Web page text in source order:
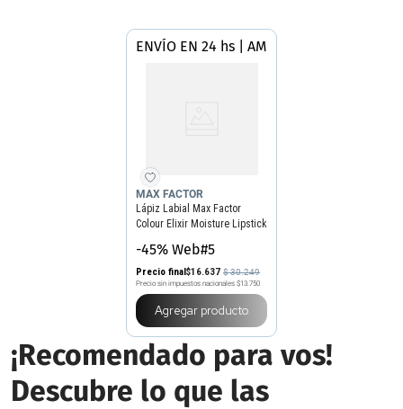
ENVÍO EN 24 hs | AMBA
MAX FACTOR
Lápiz Labial Max Factor
Colour Elixir Moisture Lipstick
-45% Web#5
Precio final$16.637 $30.249
Precio sin impuestos nacionales $13.750
Agregar producto
¡Recomendado para vos!
Descubre lo que las